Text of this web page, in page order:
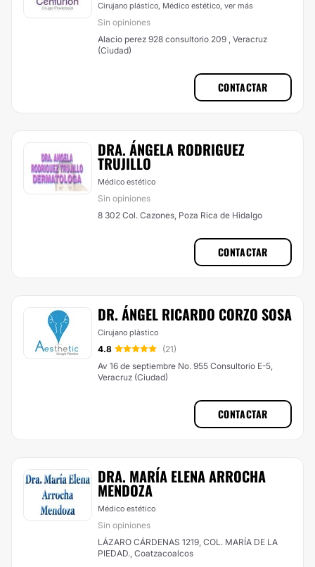
Cirujano plástico, Médico estético, ver más
Sin opiniones
Alacio perez 928 consultorio 209 , Veracruz
(Ciudad)
CONTACTAR
DRA. ÁNGELA RODRIGUEZ
TRUJILLO
Médico estético
Sin opiniones
8 302 Col. Cazones, Poza Rica de Hidalgo
CONTACTAR
DR. ÁNGEL RICARDO CORZO SOSA
Cirujano plástico
4.8
(21)
Av 16 de septiembre No. 955 Consultorio E-5,
Veracruz (Ciudad)
CONTACTAR
DRA. MARÍA ELENA ARROCHA
MENDOZA
Médico estético
Sin opiniones
LÁZARO CÁRDENAS 1219, COL. MARÍA DE LA
PIEDAD., Coatzacoalcos